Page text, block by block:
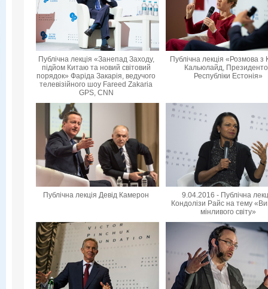
Публічна лекція «Занепад Заходу,
підйом Китаю та новий світовий
порядок» Фаріда Закарія, ведучого
телевізійного шоу Fareed Zakaria
GPS, CNN
Публічна лекція «Розмова з
Кальюлайд,
Республіки Естонія»
Публічна лекція Девід Камерон
9.04.2016 - Публічна
Кондолізи Райс на тему
мінливого світу»